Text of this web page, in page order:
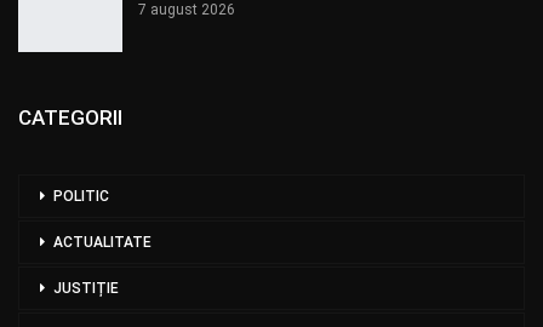
7 august 2026
CATEGORII
POLITIC
ACTUALITATE
JUSTIȚIE